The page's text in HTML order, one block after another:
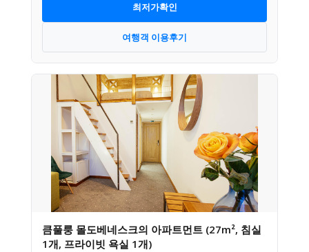
최저가확인
여행객 이용후기
큼풀룽 몰도베네스크의 아파트먼트 (27m², 침실
1개, 프라이빗 욕실 1개)